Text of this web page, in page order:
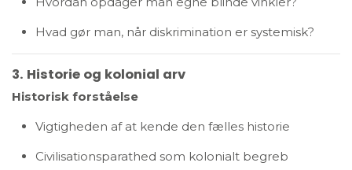
Hvad gør man, når diskrimination er systemisk?
3. Historie og kolonial arv
Historisk forståelse
Vigtigheden af at kende den fælles historie
Civilisationsparathed som kolonialt begreb